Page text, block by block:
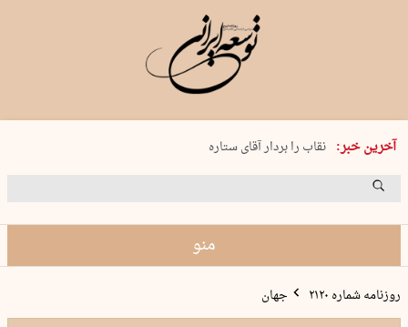
آخرین خبر:
پنجشنبه 15 مرداد 1405 شماره 2243
نقاب را بردار آقای ستاره
کدام فوتبال؟
منو
روزنامه شماره ۲۱۲۰ جهان